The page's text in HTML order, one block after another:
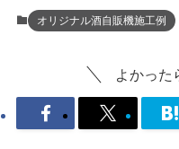
オリジナル酒自販機施工例
よかった